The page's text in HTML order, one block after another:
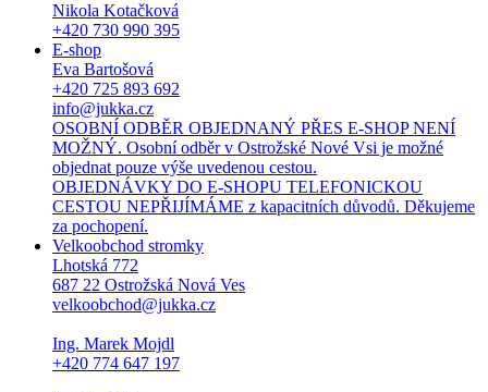
Nikola Kotačková
+420 730 990 395
E-shop
Eva Bartošová
+420 725 893 692
info@jukka.cz
OSOBNÍ ODBĚR OBJEDNANÝ PŘES E-SHOP NENÍ
MOŽNÝ. Osobní odběr v Ostrožské Nové Vsi je možné
objednat pouze výše uvedenou cestou.
OBJEDNÁVKY DO E-SHOPU TELEFONICKOU
CESTOU NEPŘIJÍMÁME z kapacitních důvodů. Děkujeme
za pochopení.
Velkoobchod stromky
Lhotská 772
687 22 Ostrožská Nová Ves
velkoobchod@jukka.cz
Ing. Marek Mojdl
+420 774 647 197